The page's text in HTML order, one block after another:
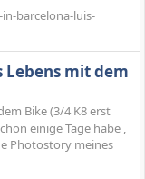
barcelona-luis-
Lebens mit dem
Bike (3/4 K8 erst
einige Tage habe ,
Photostory meines